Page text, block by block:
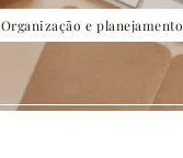
Organização e planejamento